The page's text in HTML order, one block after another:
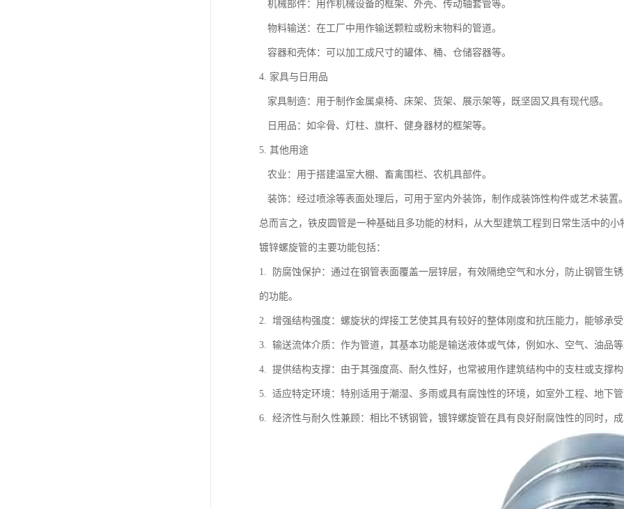
机械部件：用作机械设备的框架、外壳、传动轴套管等。
物料输送：在工厂中用作输送颗粒或粉末物料的管道。
容器和壳体：可以加工成尺寸的罐体、桶、仓储容器等。
4. 家具与日用品
家具制造：用于制作金属桌椅、床架、货架、展示架等，既坚固又具有现代感。
日用品：如伞骨、灯柱、旗杆、健身器材的框架等。
5. 其他用途
农业：用于搭建温室大棚、畜禽围栏、农机具部件。
装饰：经过喷涂等表面处理后，可用于室内外装饰，制作成装饰性构件或艺术装置
总而言之，铁皮圆管是一种基础且多功能的材料，从大型建筑工程到日常生活中的
镀锌螺旋管的主要功能包括：
1. 防腐蚀保护：通过在钢管表面覆盖一层锌层，有效隔绝空气和水分，防止钢管生
的功能。
2. 增强结构强度：螺旋状的焊接工艺使其具有较好的整体刚度和抗压能力，能够承
3. 输送流体介质：作为管道，其基本功能是输送液体或气体，例如水、空气、油品
4. 提供结构支撑：由于其强度高、耐久性好，也常被用作建筑结构中的支柱或支撑
5. 适应特定环境：特别适用于潮湿、多雨或具有腐蚀性的环境，如室外工程、地下
6. 经济性与耐久性兼顾：相比不锈钢管，镀锌螺旋管在具有良好耐腐蚀性的同时，